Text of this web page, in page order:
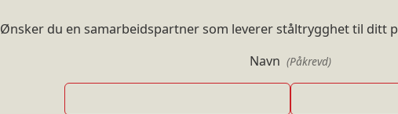
Ønsker du en samarbeidspartner som leverer ståltrygghet til ditt
Navn (Påkrevd)